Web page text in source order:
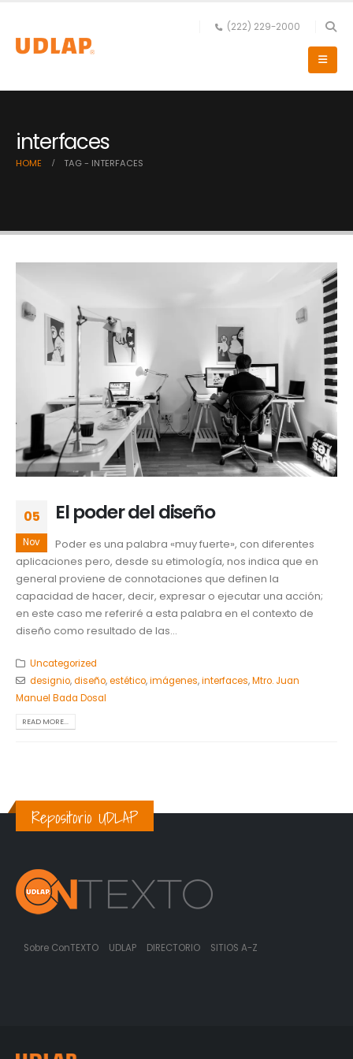
(222) 229-2000
interfaces
HOME TAG - INTERFACES
05
Nov
El poder del diseño
Poder es una palabra «muy fuerte», con diferentes
aplicaciones pero, desde su etimología, nos indica que en
general proviene de connotaciones que definen la
capacidad de hacer, decir, expresar o ejecutar una acción;
en este caso me referiré a esta palabra en el contexto de
diseño como resultado de las...
Uncategorized
designio,diseño,estético,imágenes,interfaces,Mtro. Juan
Manuel Bada Dosal
READ MORE...
Repositorio UDLAP
Sobre ConTEXTO UDLAP DIRECTORIO SITIOS A-Z